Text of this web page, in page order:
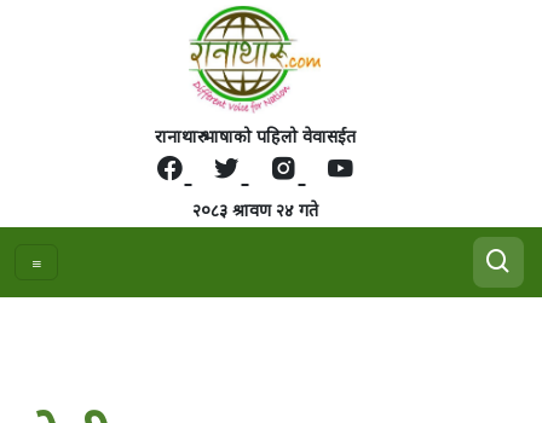
रानाथारु भाषाको पहिलो वेवासईत
२०८३ श्रावण २४ गते